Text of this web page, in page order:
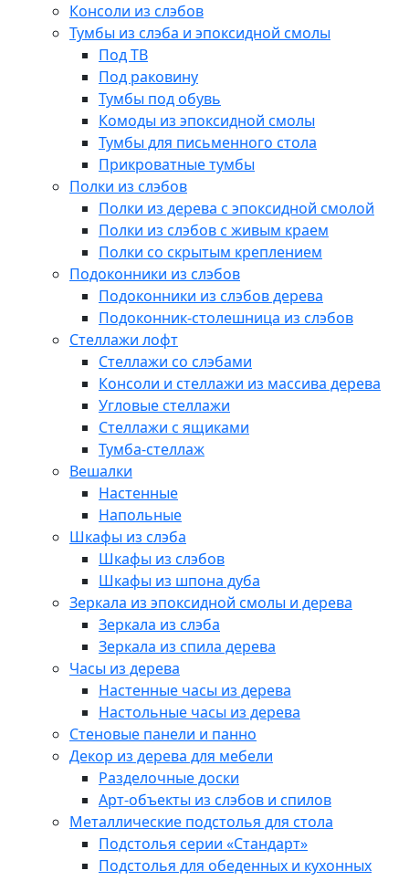
Консоли из слэбов
Тумбы из слэба и эпоксидной смолы
Под ТВ
Под раковину
Тумбы под обувь
Комоды из эпоксидной смолы
Тумбы для письменного стола
Прикроватные тумбы
Полки из слэбов
Полки из дерева с эпоксидной смолой
Полки из слэбов с живым краем
Полки со скрытым креплением
Подоконники из слэбов
Подоконники из слэбов дерева
Подоконник-столешница из слэбов
Стеллажи лофт
Стеллажи со слэбами
Консоли и стеллажи из массива дерева
Угловые стеллажи
Стеллажи с ящиками
Тумба-стеллаж
Вешалки
Настенные
Напольные
Шкафы из слэба
Шкафы из слэбов
Шкафы из шпона дуба
Зеркала из эпоксидной смолы и дерева
Зеркала из слэба
Зеркала из спила дерева
Часы из дерева
Настенные часы из дерева
Настольные часы из дерева
Стеновые панели и панно
Декор из дерева для мебели
Разделочные доски
Арт-объекты из слэбов и спилов
Металлические подстолья для стола
Подстолья серии «Стандарт»
Подстолья для обеденных и кухонных